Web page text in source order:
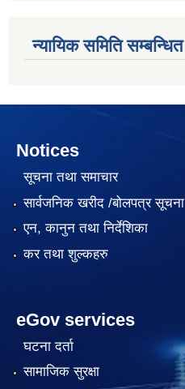
न्यायिक समिति सम्बन्धित
Notices
सूचना तथा समाचार
सार्वजनिक खरीद /बोलपत्र सूचना
एन, कानुन तथा निर्देशिका
कर तथा शुल्कहरु
eGov services
घटना दर्ता
सामाजिक सुरक्षा